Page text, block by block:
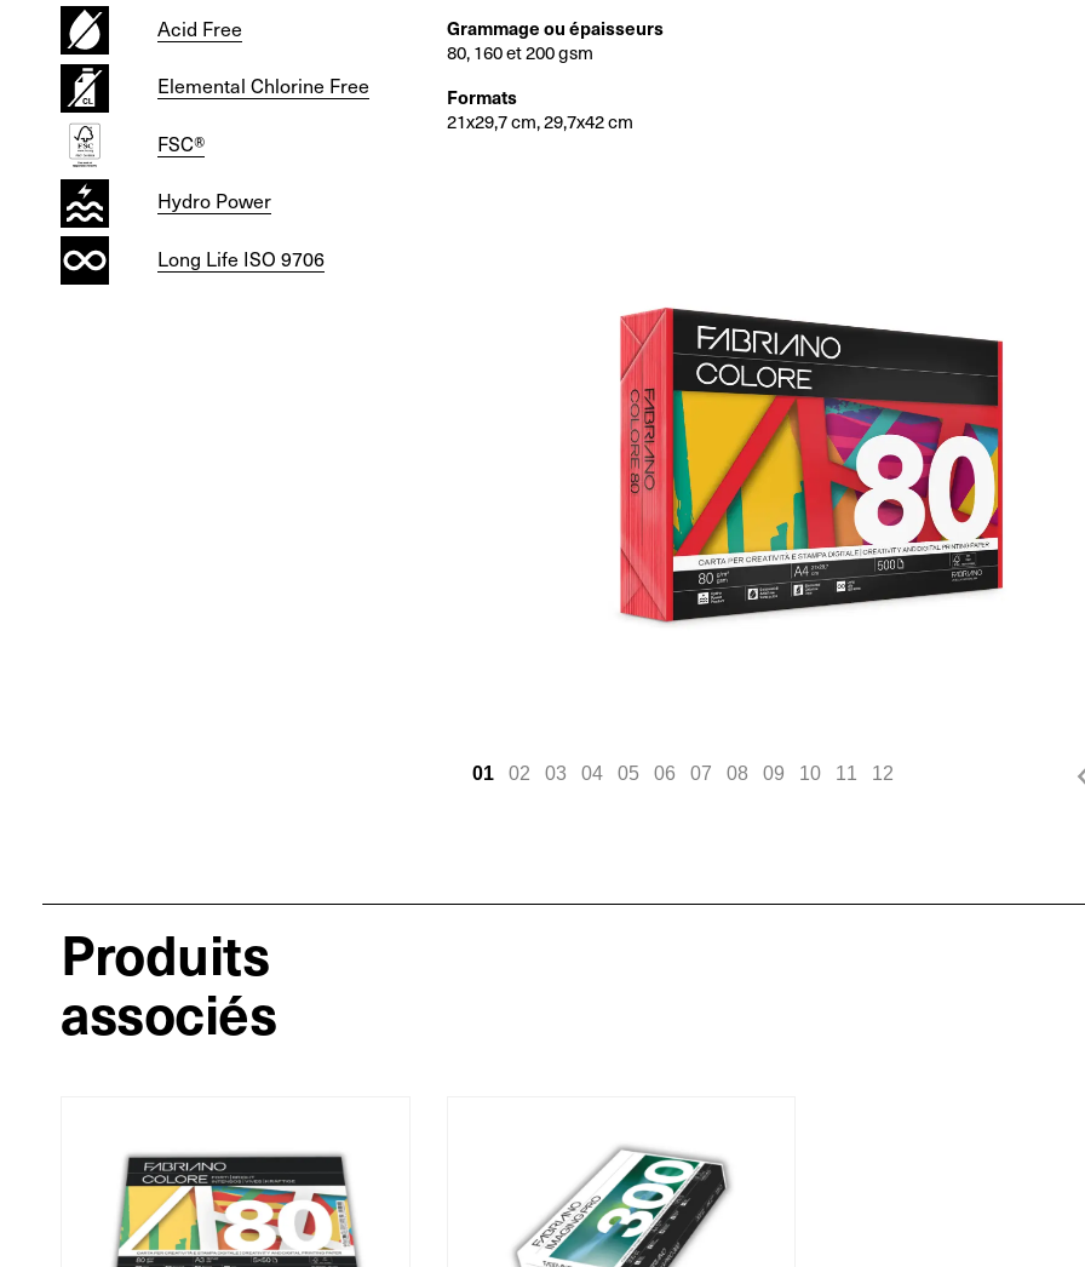
Acid Free
Elemental Chlorine Free
FSC®
Hydro Power
Long Life ISO 9706
Grammage ou épaisseurs
80, 160 et 200 gsm
Formats
21x29,7 cm, 29,7x42 cm
01 02 03 04 05 06 07 08 09 10 11 12
Produits
associés